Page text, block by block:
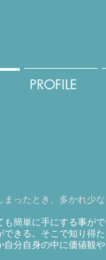
PROFILE
まったとき、多かれ少な
簡単に手にする事がで
きる。そこで知り得た
自分自身の中に価値観や